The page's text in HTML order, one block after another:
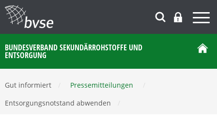
BUNDESVERBAND SEKUNDÄRROHSTOFFE UND
ENTSORGUNG
Gut informiert Pressemitteilungen
Entsorgungsnotstand abwenden